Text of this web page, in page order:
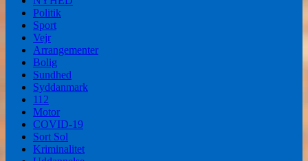
Politik
Sport
Vejr
Arrangementer
Bolig
Sundhed
Syddanmark
112
Motor
COVID-19
Sort Sol
Kriminalitet